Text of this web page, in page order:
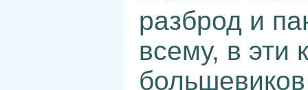
разброд и
всему, в эти